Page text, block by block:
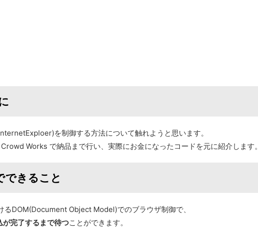
を制御する方法について触れようと思います。
Works で納品まで行い、実際にお金になったコードを元に紹介します。
できること
るDOM(Document Object Model)でのブラウザ制御で、
完了するまで待つことができます。